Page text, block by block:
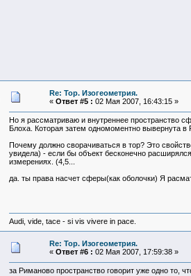
Re: Тор. Изогеометрия.
« Ответ #5 : 02 Мая 2007, 16:43:15 »
Но я рассматриваю и внутреннее пространство
Блоха. Которая затем одномоментно вывернута
Почему должно сворачиваться в тор? Это
увидела) - если бы объект бесконечно
измерениях. (4,5...
да. ты права насчет сферы(как оболочки) Я
Audi, vide, tace - si vis vivere in pace.
Re: Тор. Изогеометрия.
« Ответ #6 : 02 Мая 2007, 17:59:38 »
за Риманово пространство говорит уже одно то,